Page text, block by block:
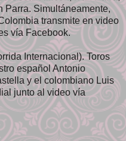
Parra. Simultáneamente,
transmite en video
vía Facebook.
Internacional). Toros
español Antonio
y el colombiano Luis
junto al video vía